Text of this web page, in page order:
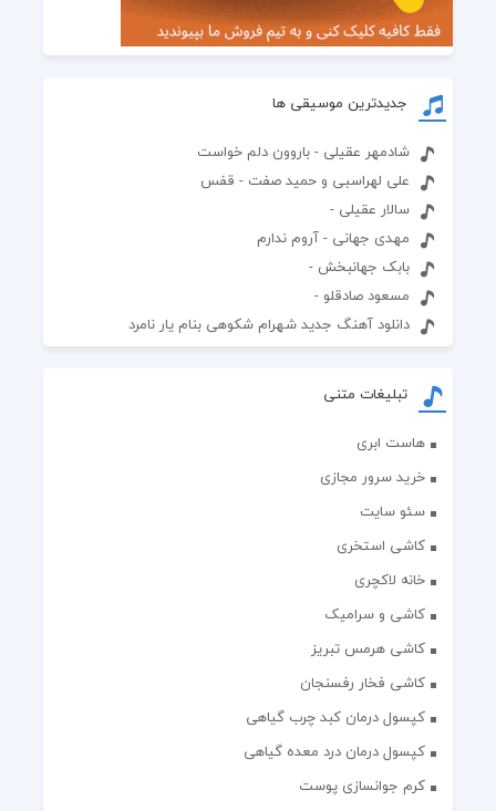
جدیدترین موسیقی ها
شادمهر عقیلی - باروون دلم خواست
علی لهراسبی و حمید صفت - قفس
سالار عقیلی -
مهدی جهانی - آروم ندارم
بابک جهانبخش -
مسعود صادقلو -
دانلود آهنگ جدید شهرام شکوهی بنام یار نامرد
تبلیغات متنی
هاست ابری
خرید سرور مجازی
سئو سایت
کاشی استخری
خانه لاکچری
کاشی و سرامیک
کاشی هرمس تبریز
کاشی فخار رفسنجان
کپسول درمان کبد چرب گیاهی
کپسول درمان درد معده گیاهی
کرم جوانسازی پوست